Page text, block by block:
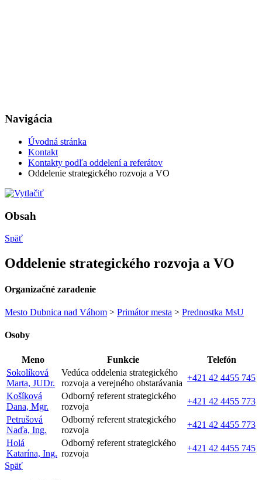
Navigácia
Úvodná stránka
Kontakt
Kontakty podľa oddelení a referátov
Oddelenie strategického rozvoja a VO
Obsah
Späť
Oddelenie strategického rozvoja a VO
Organizačné zaradenie
Mesto Dubnica nad Váhom > Primátor mesta > Prednostka MsU
Osoby
Meno Funkcie
Telefón
Sokolíková
Marta, JUDr.
Vedúca oddelenia strategického
rozvoja a verejného obstarávania
+421 42 4455 745
Košíková
Dana, Mgr.
Odborný referent strategického
rozvoja
+421 42 4455 773
Petrušová
Naďa, Ing.
Odborný referent strategického
rozvoja
+421 42 4455 773
Holá
Katarína, Ing.
Odborný referent strategického
rozvoja
+421 42 4455 745
Späť